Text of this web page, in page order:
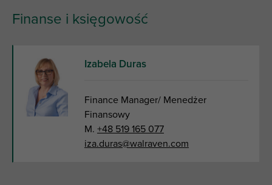
Finanse i księgowość
Izabela Duras
Finance Manager/ Menedżer
Finansowy
M. +48 519 165 077
iza.duras@walraven.com